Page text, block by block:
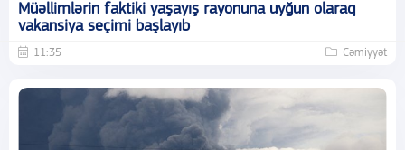
Müəllimlərin faktiki yaşayış rayonuna uyğun olaraq
vakansiya seçimi başlayıb
11:35 Cəmiyyət